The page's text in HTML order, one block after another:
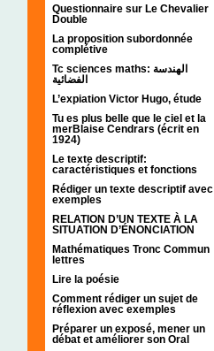
Questionnaire sur Le Chevalier
Double
La proposition subordonnée
complétive
Tc sciences maths: الهندسة
الفضائية
L’expiation Victor Hugo, étude
Tu es plus belle que le ciel et la
merBlaise Cendrars (écrit en
1924)
Le texte descriptif:
caractéristiques et fonctions
Rédiger un texte descriptif avec
exemples
RELATION D’UN TEXTE À LA
SITUATION D’ÉNONCIATION
Mathématiques Tronc Commun
lettres
Lire la poésie
Comment rédiger un sujet de
réflexion avec exemples
Préparer un exposé, mener un
débat et améliorer son Oral